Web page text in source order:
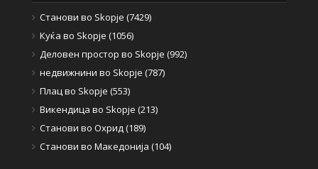
Станови во Skopje (7429)
Куќа во Skopje (1056)
Деловен простор во Skopje (992)
недвижнини во Skopje (787)
Плац во Skopje (553)
Викендица во Skopje (213)
Станови во Охрид (189)
Станови во Македонија (104)